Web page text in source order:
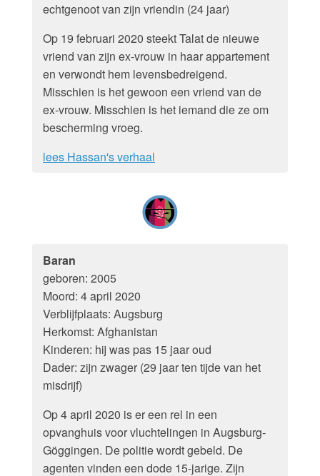
echtgenoot van zijn vriendin (24 jaar)
Op 19 februari 2020 steekt Talat de nieuwe
vriend van zijn ex-vrouw in haar appartement
en verwondt hem levensbedreigend.
Misschien is het gewoon een vriend van de
ex-vrouw. Misschien is het iemand die ze om
bescherming vroeg.
lees Hassan's verhaal
Baran
geboren: 2005
Moord: 4 april 2020
Verblijfplaats: Augsburg
Herkomst: Afghanistan
Kinderen: hij was pas 15 jaar oud
Dader: zijn zwager (29 jaar ten tijde van het
misdrijf)
Op 4 april 2020 is er een rel in een
opvanghuis voor vluchtelingen in Augsburg-
Göggingen. De politie wordt gebeld. De
agenten vinden een dode 15-jarige. Zijn